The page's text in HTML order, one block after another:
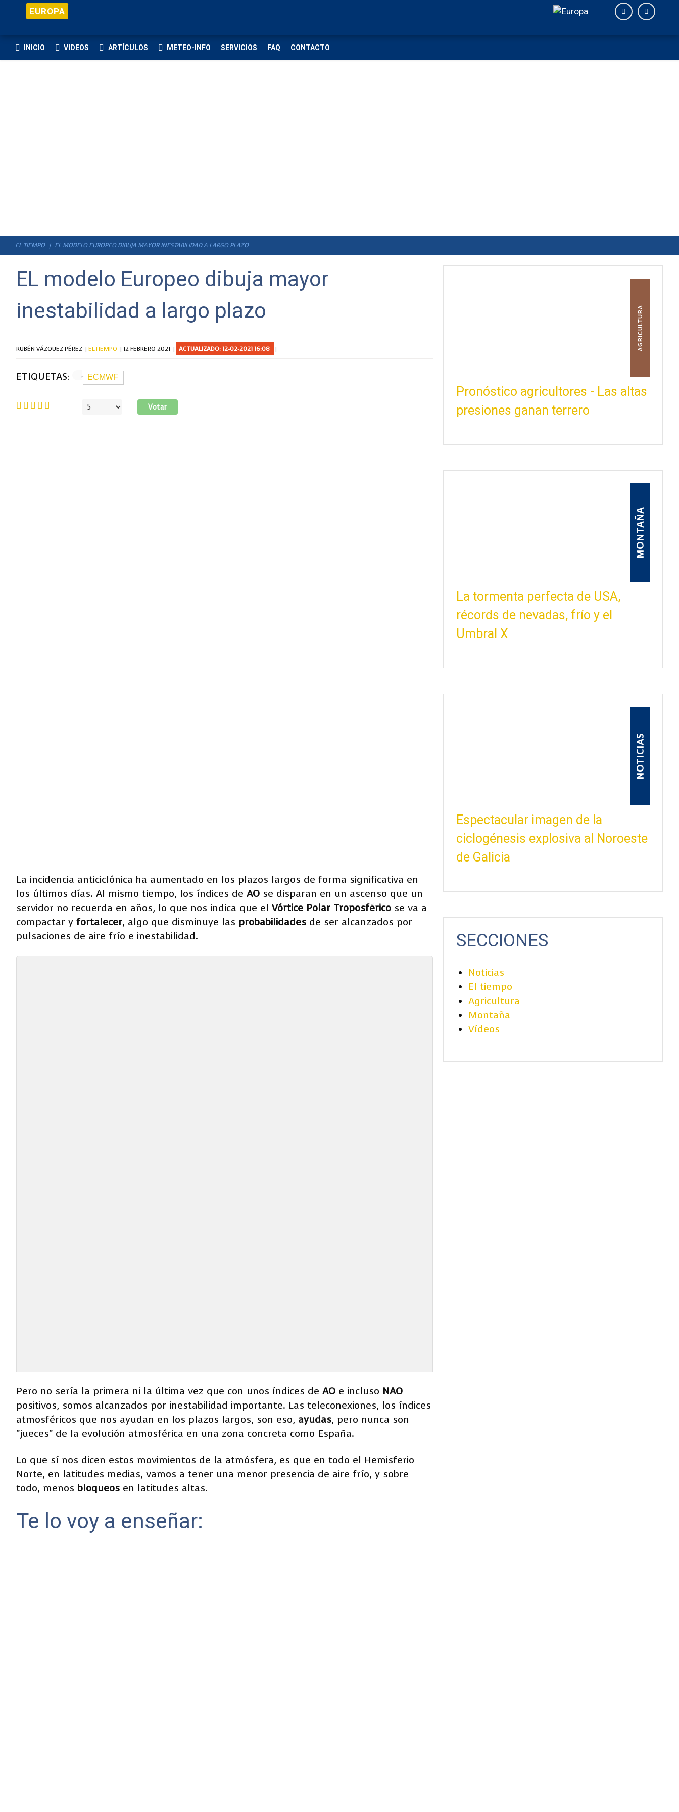
EUROPA
INICIO VIDEOS ARTÍCULOS METEO-INFO SERVICIOS FAQ CONTACTO
EL TIEMPO EL MODELO EUROPEO DIBUJA MAYOR INESTABILIDAD A LARGO PLAZO
EL modelo Europeo dibuja mayor
inestabilidad a largo plazo
RUBÉN VÁZQUEZ PÉREZ ELTIEMPO 12 FEBRERO 2021 ACTUALIZADO: 12-02-2021 16:08
ETIQUETAS: ECMWF
Ratio: 5
Por
La incidencia anticiclónica ha aumentado en los plazos largos de forma significativa en
los últimos días. Al mismo tiempo, los índices de AO se disparan en un ascenso que un
servidor no recuerda en años, lo que nos indica que el Vórtice Polar Troposférico se va a
compactar y fortalecer, algo que disminuye las probabilidades de ser alcanzados por
pulsaciones de aire frío e inestabilidad.
Pero no sería la primera ni la última vez que con unos índices de AO e incluso NAO
positivos, somos alcanzados por inestabilidad importante. Las teleconexiones, los índices
atmosféricos que nos ayudan en los plazos largos, son eso, ayudas, pero nunca son
"jueces" de la evolución atmosférica en una zona concreta como España.
Lo que sí nos dicen estos movimientos de la atmósfera, es que en todo el Hemisferio
Norte, en latitudes medias, vamos a tener una menor presencia de aire frío, y sobre
todo, menos bloqueos en latitudes altas.
Te lo voy a enseñar:
AGRICULTURA
Pronóstico agricultores - Las altas
presiones ganan terrero
MONTAÑA
La tormenta perfecta de USA,
récords de nevadas, frío y el
Umbral X
NOTICIAS
Espectacular imagen de la
ciclogénesis explosiva al Noroeste
de Galicia
SECCIONES
Noticias
El tiempo
Agricultura
Montaña
Vídeos